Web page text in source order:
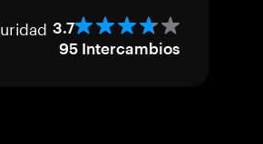
3.7
95 Intercambios